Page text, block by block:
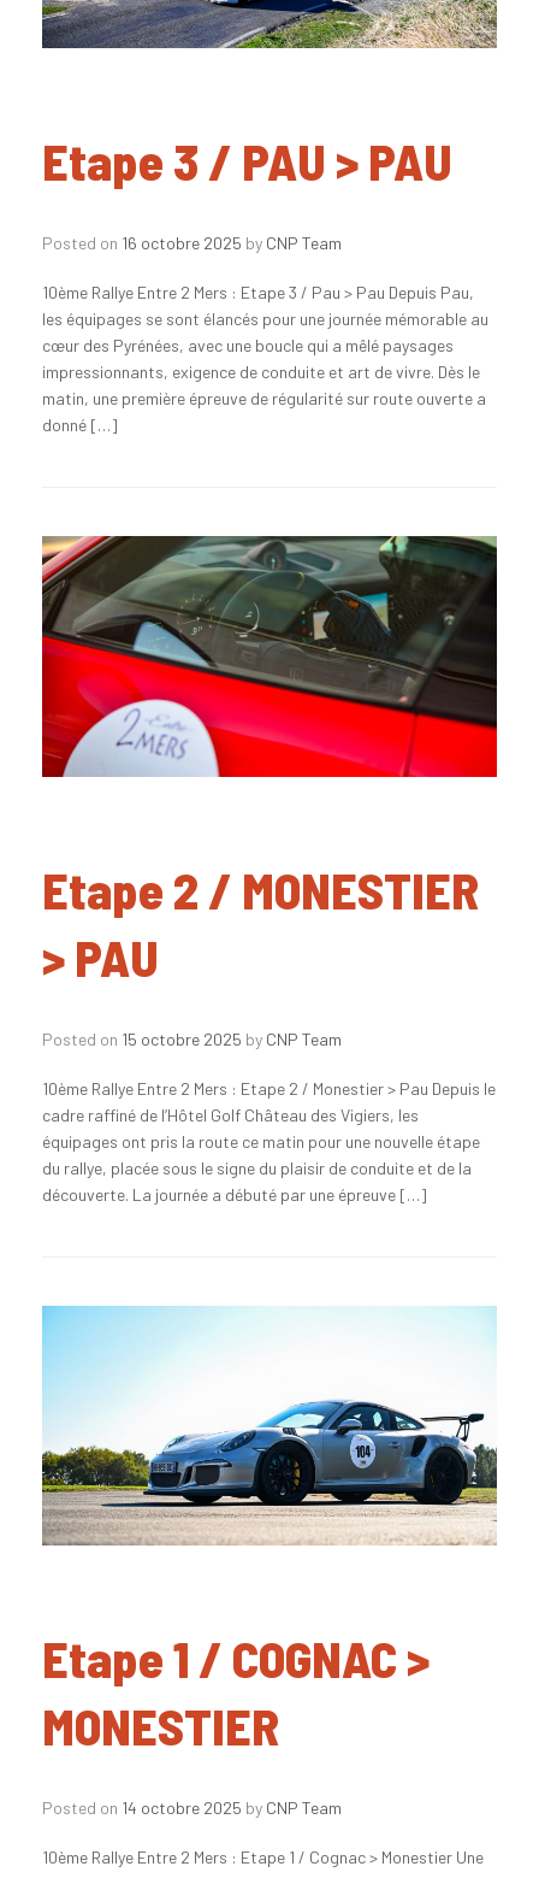
Etape 3 / PAU > PAU
Posted on 16 octobre 2025 by CNP Team
10ème Rallye Entre 2 Mers : Etape 3 / Pau > Pau Depuis Pau,
les équipages se sont élancés pour une journée mémorable au
cœur des Pyrénées, avec une boucle qui a mêlé paysages
impressionnants, exigence de conduite et art de vivre. Dès le
matin, une première épreuve de régularité sur route ouverte a
donné […]
Etape 2 / MONESTIER
> PAU
Posted on 15 octobre 2025 by CNP Team
10ème Rallye Entre 2 Mers : Etape 2 / Monestier > Pau Depuis le
cadre raffiné de l’Hôtel Golf Château des Vigiers, les
équipages ont pris la route ce matin pour une nouvelle étape
du rallye, placée sous le signe du plaisir de conduite et de la
découverte. La journée a débuté par une épreuve […]
Etape 1 / COGNAC >
MONESTIER
Posted on 14 octobre 2025 by CNP Team
10ème Rallye Entre 2 Mers : Etape 1 / Cognac > Monestier Une